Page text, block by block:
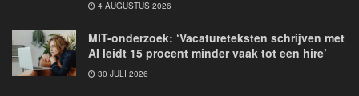
4 AUGUSTUS 2026
MIT-onderzoek: ‘Vacatureteksten schrijven met
AI leidt 15 procent minder vaak tot een hire’
30 JULI 2026